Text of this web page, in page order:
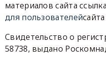
материалов сайта
для пользователейсайта
Свидетельство о
58738, выдано